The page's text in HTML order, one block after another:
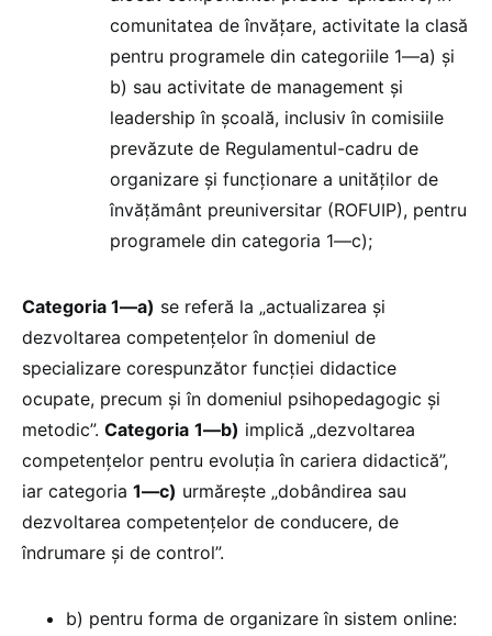
comunitatea de învățare, activitate la clasă
pentru programele din categoriile 1—a) și
b) sau activitate de management și
leadership în școală, inclusiv în comisiile
prevăzute de Regulamentul-cadru de
organizare și funcționare a unităților de
învățământ preuniversitar (ROFUIP), pentru
programele din categoria 1—c);
Categoria 1—a) se referă la „actualizarea și
dezvoltarea competențelor în domeniul de
specializare corespunzător funcției didactice
ocupate, precum și în domeniul psihopedagogic și
metodic”. Categoria 1—b) implică „dezvoltarea
competențelor pentru evoluția în cariera didactică”,
iar categoria 1—c) urmărește „dobândirea sau
dezvoltarea competențelor de conducere, de
îndrumare și de control”.
b) pentru forma de organizare în sistem online: